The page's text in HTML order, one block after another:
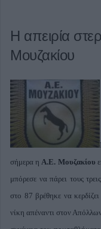
Η απειρία
Μουζακίου
σήμερα ηΑ.Ε. Μουζακίου
μπόρεσε να πάρει τους
στο 87 βρέθηκε να
νίκη απέναντι στον